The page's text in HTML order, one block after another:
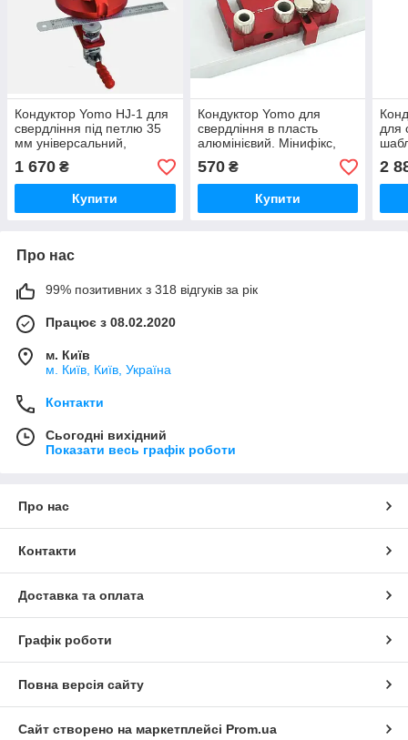
Кондуктор Yomo HJ-1 для
свердління під петлю 35
мм універсальний,
вертикальний,
самоцентруючий з
прижимом
1 670 ₴
Купити
Кондуктор Yomo для
свердління в пласть
алюмінієвий. Мінифікс,
шканти, конфірмати,
полкотримачі. Комплект 1
570₴
Купити
для
2
Про нас
99% позитивних з 318 відгуків за рік
Працює з 08.02.2020
м. Київ
м. Київ, Київ, Україна
Контакти
Сьогодні вихідний
Показати весь графік роботи
Про нас
Контакти
Доставка та оплата
Графік роботи
Повна версія сайту
Сайт створено на маркетплейсі Prom.ua